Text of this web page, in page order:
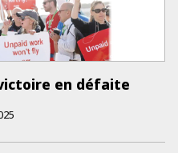
en défaite